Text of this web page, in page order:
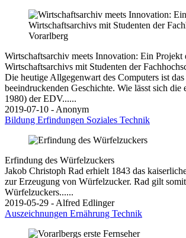
Wirtschaftsarchiv meets Innovation: Ein Projekt
Wirtschaftsarchivs mit Studenten der
Die heutige Allgegenwart des Computers ist
beeindruckenden Geschichte. Wie lässt sich die
1980) der EDV......
2019-07-10 - Anonym
Bildung Erfindungen Soziales Technik
Erfindung des Würfelzuckers
Jakob Christoph Rad erhielt 1843 das
zur Erzeugung von Würfelzucker. Rad gilt
Würfelzuckers......
2019-05-29 - Alfred Edlinger
Auszeichnungen Ernährung Technik